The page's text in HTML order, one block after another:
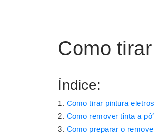
Como
Índice:
Como tirar pintura
Como remover tinta a
Como preparar o